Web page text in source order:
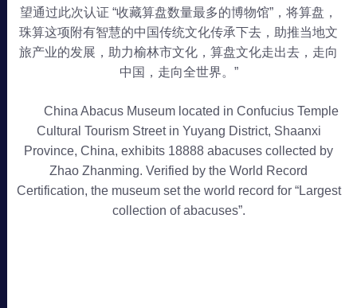
望通过此次认证 “收藏算盘数量最多的博物馆”，将算盘，
珠算这项附有智慧的中国传统文化传承下去，助推当地文
旅产业的发展，助力榆林市文化，算盘文化走出去，走向
中国，走向全世界。”
China Abacus Museum located in Confucius Temple
Cultural Tourism Street in Yuyang District, Shaanxi
Province, China, exhibits 18888 abacuses collected by
Zhao Zhanming. Verified by the World Record
Certification, the museum set the world record for “Largest
collection of abacuses”.